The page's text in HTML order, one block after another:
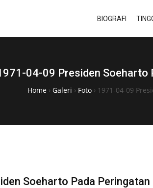
BIOGRAFI
04-09 Presiden Soeharto
Home› Galeri › Foto› 1971-04-09
Soeharto Pada